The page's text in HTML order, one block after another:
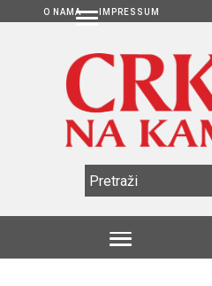
O NAMA IMPRESSUM